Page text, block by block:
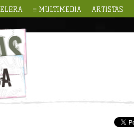
MULTIMEDIA ARTISTAS